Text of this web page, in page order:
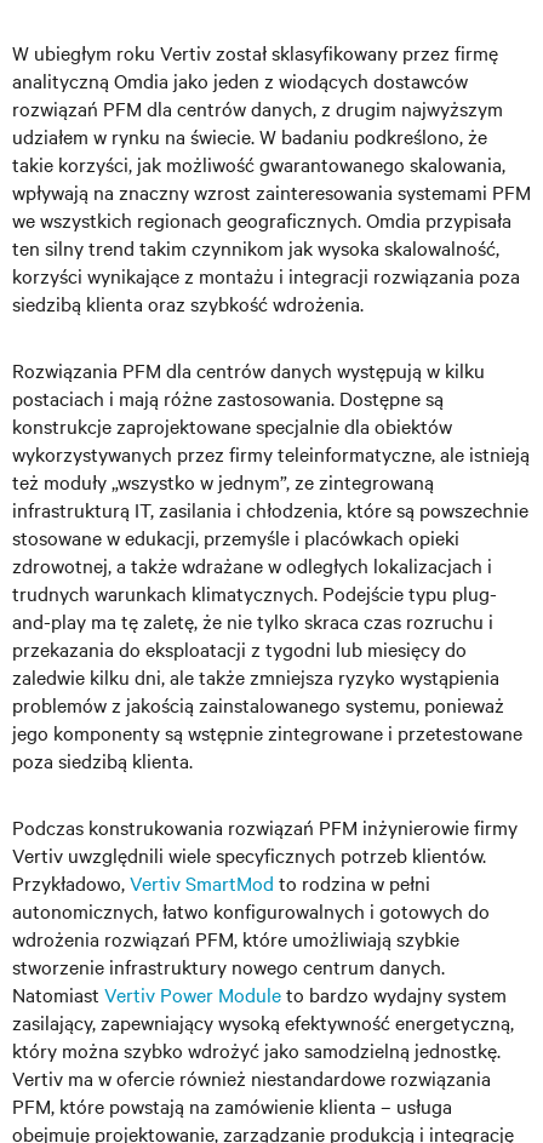
W ubiegłym roku Vertiv został sklasyfikowany przez firmę
analityczną Omdia jako jeden z wiodących dostawców
rozwiązań PFM dla centrów danych, z drugim najwyższym
udziałem w rynku na świecie. W badaniu podkreślono, że
takie korzyści, jak możliwość gwarantowanego skalowania,
wpływają na znaczny wzrost zainteresowania systemami PFM
we wszystkich regionach geograficznych. Omdia przypisała
ten silny trend takim czynnikom jak wysoka skalowalność,
korzyści wynikające z montażu i integracji rozwiązania poza
siedzibą klienta oraz szybkość wdrożenia.
Rozwiązania PFM dla centrów danych występują w kilku
postaciach i mają różne zastosowania. Dostępne są
konstrukcje zaprojektowane specjalnie dla obiektów
wykorzystywanych przez firmy teleinformatyczne, ale istnieją
też moduły „wszystko w jednym”, ze zintegrowaną
infrastrukturą IT, zasilania i chłodzenia, które są powszechnie
stosowane w edukacji, przemyśle i placówkach opieki
zdrowotnej, a także wdrażane w odległych lokalizacjach i
trudnych warunkach klimatycznych. Podejście typu plug-
and-play ma tę zaletę, że nie tylko skraca czas rozruchu i
przekazania do eksploatacji z tygodni lub miesięcy do
zaledwie kilku dni, ale także zmniejsza ryzyko wystąpienia
problemów z jakością zainstalowanego systemu, ponieważ
jego komponenty są wstępnie zintegrowane i przetestowane
poza siedzibą klienta.
Podczas konstrukowania rozwiązań PFM inżynierowie firmy
Vertiv uwzględnili wiele specyficznych potrzeb klientów.
Przykładowo,Vertiv SmartMod to rodzina w pełni
autonomicznych, łatwo konfigurowalnych i gotowych do
wdrożenia rozwiązań PFM, które umożliwiają szybkie
stworzenie infrastruktury nowego centrum danych.
Natomiast Vertiv Power Moduleto bardzo wydajny system
zasilający, zapewniający wysoką efektywność energetyczną,
który można szybko wdrożyć jako samodzielną jednostkę.
Vertiv ma w ofercie również niestandardowe rozwiązania
PFM, które powstają na zamówienie klienta – usługa
obejmuje projektowanie, zarządzanie produkcją i integrację